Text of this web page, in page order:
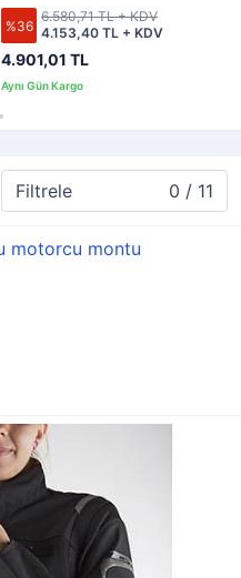
%36
4.901,01 TL
4.153,40 TL + KDV
6.580,71 TL + KDV
Filtrele 0 / 11